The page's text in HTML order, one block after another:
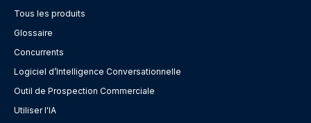
Tous les produits
Glossaire
Concurrents
Logiciel d’Intelligence Conversationnelle
Outil de Prospection Commerciale
Utiliser l'IA